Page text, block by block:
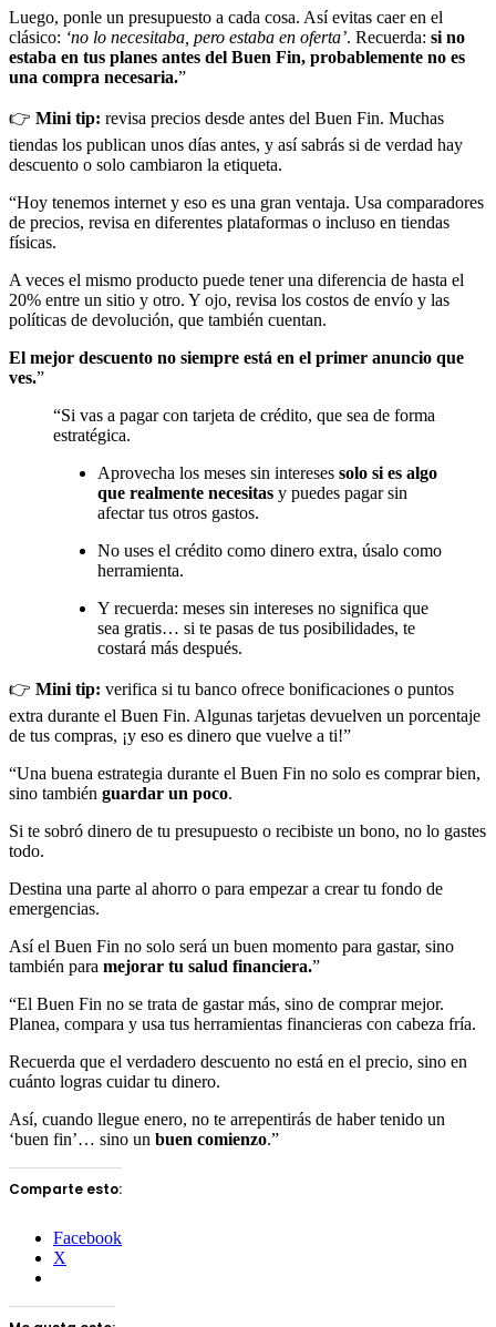
Luego, ponle un presupuesto a cada cosa. Así evitas caer en el
clásico: ‘no lo necesitaba, pero estaba en oferta’. Recuerda: si no
estaba en tus planes antes del Buen Fin, probablemente no es
una compra necesaria.”
👉 Mini tip: revisa precios desde antes del Buen Fin. Muchas
tiendas los publican unos días antes, y así sabrás si de verdad hay
descuento o solo cambiaron la etiqueta.
“Hoy tenemos internet y eso es una gran ventaja. Usa comparadores
de precios, revisa en diferentes plataformas o incluso en tiendas
físicas.
A veces el mismo producto puede tener una diferencia de hasta el
20% entre un sitio y otro. Y ojo, revisa los costos de envío y las
políticas de devolución, que también cuentan.
El mejor descuento no siempre está en el primer anuncio que
ves.”
“Si vas a pagar con tarjeta de crédito, que sea de forma
estratégica.
Aprovecha los meses sin intereses solo si es algo
que realmente necesitas y puedes pagar sin
afectar tus otros gastos.
No uses el crédito como dinero extra, úsalo como
herramienta.
Y recuerda: meses sin intereses no significa que
sea gratis… si te pasas de tus posibilidades, te
costará más después.
👉 Mini tip: verifica si tu banco ofrece bonificaciones o puntos
extra durante el Buen Fin. Algunas tarjetas devuelven un porcentaje
de tus compras, ¡y eso es dinero que vuelve a ti!”
“Una buena estrategia durante el Buen Fin no solo es comprar bien,
sino también guardar un poco.
Si te sobró dinero de tu presupuesto o recibiste un bono, no lo gastes
todo.
Destina una parte al ahorro o para empezar a crear tu fondo de
emergencias.
Así el Buen Fin no solo será un buen momento para gastar, sino
también para mejorar tu salud financiera.”
“El Buen Fin no se trata de gastar más, sino de comprar mejor.
Planea, compara y usa tus herramientas financieras con cabeza fría.
Recuerda que el verdadero descuento no está en el precio, sino en
cuánto logras cuidar tu dinero.
Así, cuando llegue enero, no te arrepentirás de haber tenido un
‘buen fin’… sino un buen comienzo.”
Comparte esto:
Facebook
X